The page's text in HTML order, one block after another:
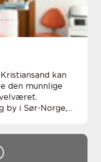
kan
den munnlige
by i Sør-Norge,